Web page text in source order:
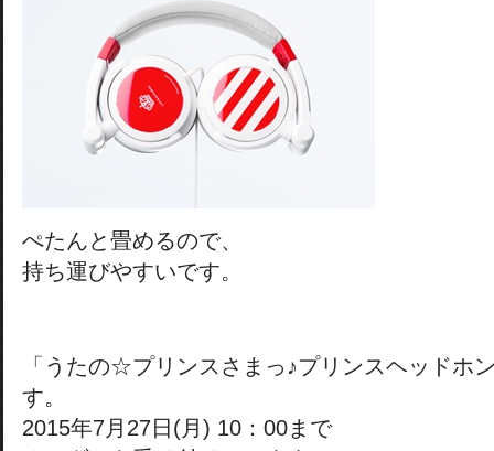
ぺたんと畳めるので、
持ち運びやすいです。
「うたの☆プリンスさまっ♪プリンスヘッドホ
す。
2015年7月27日(月) 10：00まで